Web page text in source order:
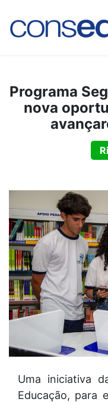
Programa
nova
Uma iniciativa
Educação, para